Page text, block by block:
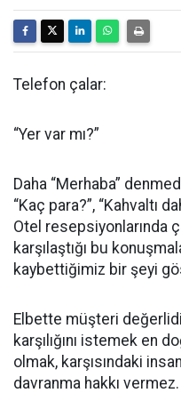
Telefon çalar:
“Yer var mı?”
Daha “Merhaba”
“Kaç para?”, “Kahvaltı
Otel resepsiyonlarında
karşılaştığı bu
kaybettiğimiz bir şeyi
Elbette müşteri
karşılığını istemek en
olmak, karşısındaki
davranma hakkı vermez.